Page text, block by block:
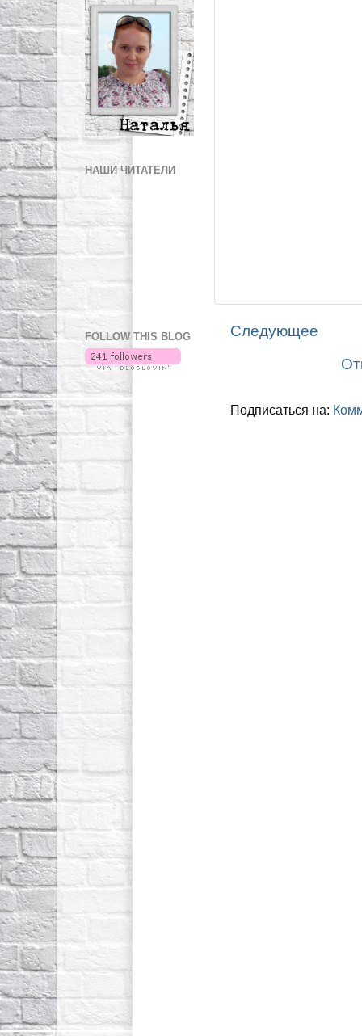
Следующее
Подписаться на:
НАШИ ЧИТАТЕЛИ
FOLLOW THIS BLOG